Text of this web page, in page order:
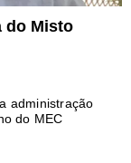
do Misto
administração
do MEC